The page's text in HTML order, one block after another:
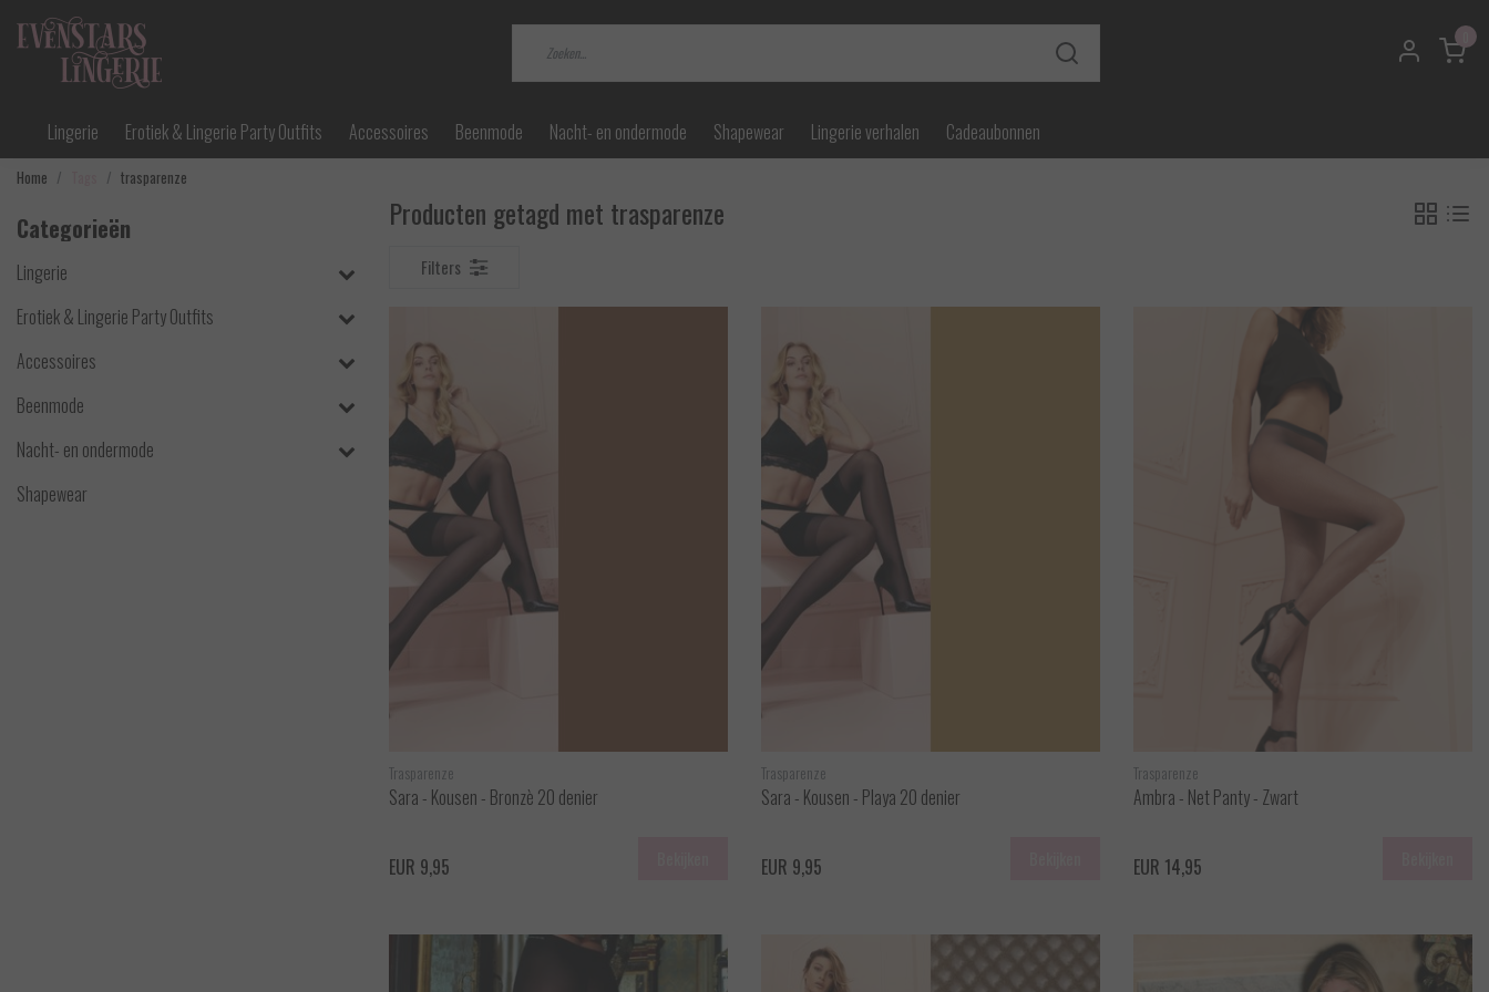
Lingerie Erotiek & Lingerie Party Outfits Accessoires Beenmode Nacht- en ondermode Shapewear Lingerie verhalen Cadeaubonnen
Home trasparenze
Categorieën
Lingerie
Erotiek & Lingerie Party Outfits
Accessoires
Beenmode
Nacht- en ondermode
Shapewear
Producten getagd met trasparenze
Filters
Trasparenze
Sara - Kousen - Bronzè 20 denier
EUR 9,95
Trasparenze
Sara - Kousen - Playa 20 denier
EUR 9,95
Trasparenze
Ambra - Net Panty - Zwart
EUR 14,95